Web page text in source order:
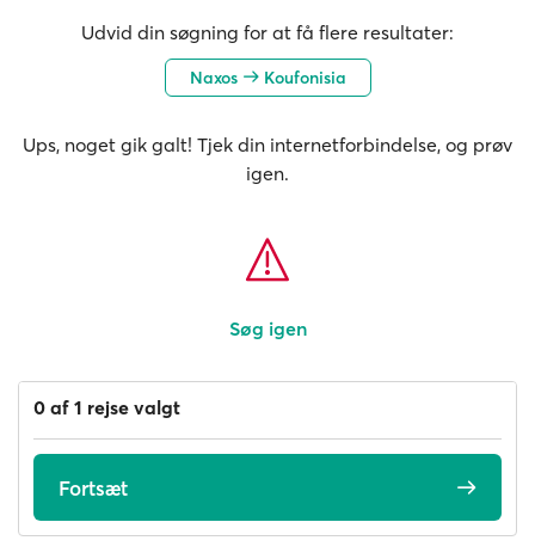
Udvid din søgning for at få flere resultater:
Naxos Koufonisia
Ups, noget gik galt! Tjek din internetforbindelse, og prøv
igen.
Søg igen
0 af 1 rejse valgt
Fortsæt